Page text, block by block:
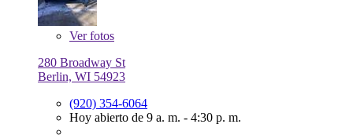
Verfotos
280 Broadway St
Berlin, WI 54923
(920) 354-6064
Hoy abierto de 9 a. m. - 4:30 p. m.